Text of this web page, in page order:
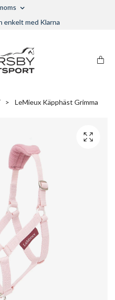
enkelt med Klarna
LeMieux Käpphäst Grimma